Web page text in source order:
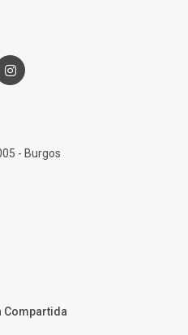
- Burgos
Compartida